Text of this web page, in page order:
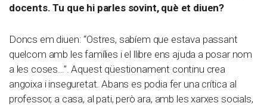
docents. Tu que hi parles sovint, què et diuen?
Doncs em diuen: “Ostres, sabíem que estava passant
quelcom amb les famílies i el llibre ens ajuda a posar nom
a les coses…”. Aquest qüestionament continu crea
angoixa i inseguretat. Abans es podia fer una crítica al
professor, a casa, al pati, però ara, amb les xarxes socials,